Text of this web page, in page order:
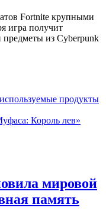
Fortnite крупными
игра получит
предметы из Cyberpunk
продукты
Король лев»
мировой
память